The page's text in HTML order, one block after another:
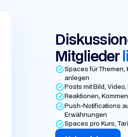
Mitglieder
Spaces für Themen,
anlegen
Posts mit Bild,
Reaktionen,
Push-Notifications
Erwähnungen
Spaces pro Kurs,